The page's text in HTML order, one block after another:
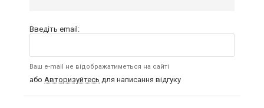
Введіть email:
Ваш e-mail не відображатиметься на сайті
або Авторизуйтесь для написання відгуку